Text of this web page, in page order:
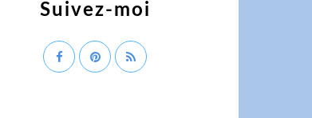
Suivez-moi